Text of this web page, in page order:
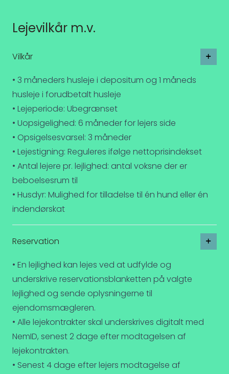
Lejevilkår m.v.
Vilkår
• 3 måneders husleje i depositum og 1 måneds
husleje i forudbetalt husleje
• Lejeperiode: Ubegrænset
• Uopsigelighed: 6 måneder for lejers side
• Opsigelsesvarsel: 3 måneder
• Lejestigning: Reguleres ifølge nettoprisindekset
• Antal lejere pr. lejlighed: antal voksne der er
beboelsesrum til
• Husdyr: Mulighed for tilladelse til én hund eller én
indendørskat
Reservation
• En lejlighed kan lejes ved at udfylde og
underskrive reservationsblanketten på valgte
lejlighed og sende oplysningerne til
ejendomsmægleren.
• Alle lejekontrakter skal underskrives digitalt med
NemID, senest 2 dage efter modtagelsen af
lejekontrakten.
• Senest 4 dage efter lejers modtagelse af